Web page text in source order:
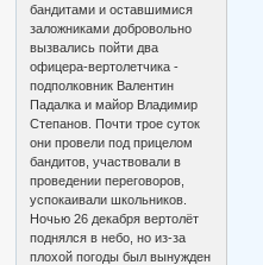
бандитами и оставшимися
заложниками добровольно
вызвались пойти два
офицера-вертолетчика -
подполковник Валентин
Падалка и майор Владимир
Степанов. Почти трое суток
они провели под прицелом
бандитов, участвовали в
проведении переговоров,
успокаивали школьников.
Ночью 26 декабря вертолёт
поднялся в небо, но из-за
плохой погоды был вынужден